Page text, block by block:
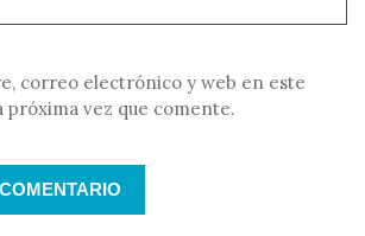
correo electrónico y web en este
próxima vez que comente.